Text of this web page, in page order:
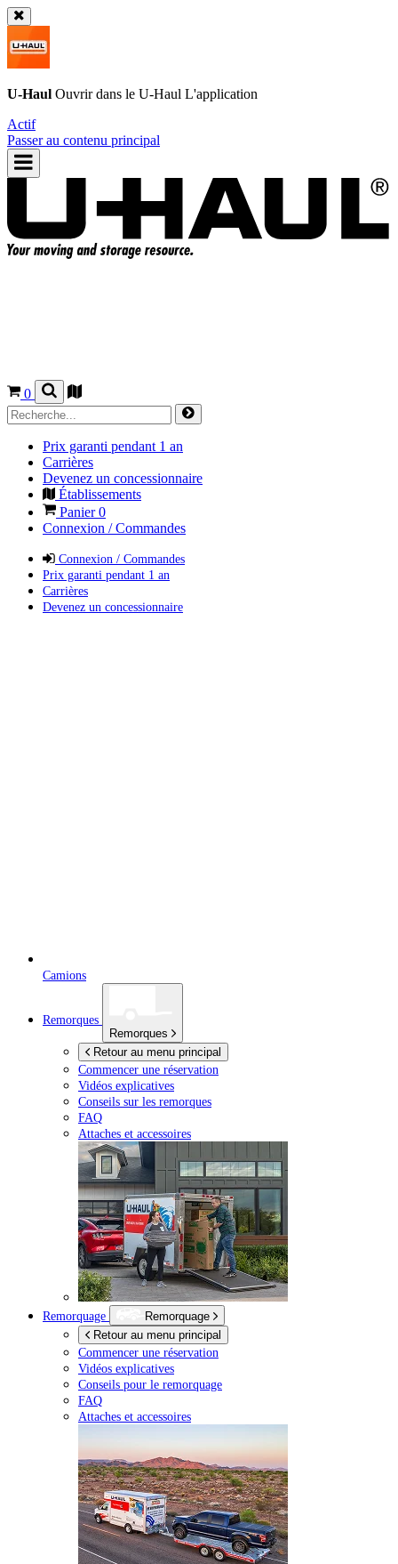
U-Haul Ouvrir dans le U-Haul L'application
Actif
Passer au contenu principal
0
Prix garanti pendant 1 an
Carrières
Devenez un concessionnaire
Établissements
Panier0
Connexion / Commandes
Connexion / Commandes
Prix garanti pendant 1 an
Carrières
Devenez un concessionnaire
Camions
Remorques
Remorques
Retour au menu principal
Commencer une réservation
Vidéos explicatives
Conseils sur les remorques
FAQ
Attaches et accessoires
Remorquage
Remorquage
Retour au menu principal
Commencer une réservation
Vidéos explicatives
Conseils pour le remorquage
FAQ
Attaches et accessoires